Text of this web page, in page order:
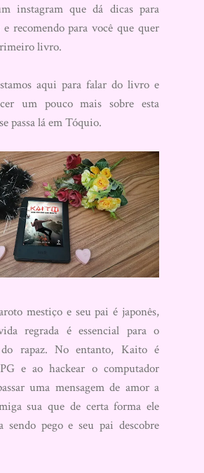
instagram que dá dicas para
recomendo para você que quer
livro.
aqui para falar do livro e
um pouco mais sobre esta
passa lá em Tóquio.
mestiço e seu pai é japonês,
regrada é essencial para o
do rapaz. No entanto, Kaito é
e ao hackear o computador
uma mensagem de amor a
sua que de certa forma ele
sendo pego e seu pai descobre